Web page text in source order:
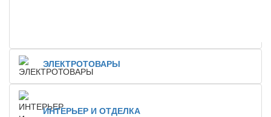
ЭЛЕКТРОТОВАРЫ
ИНТЕРЬЕР И ОТДЕЛКА